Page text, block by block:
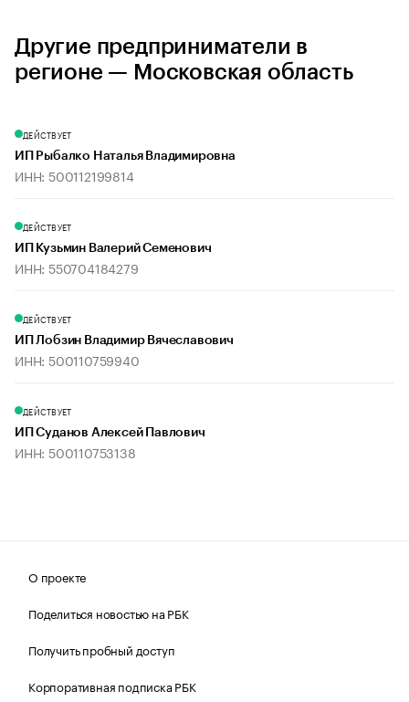
Другие предприниматели в
регионе — Московская область
ДЕЙСТВУЕТ
ИП Рыбалко Наталья Владимировна
ИНН: 500112199814
ДЕЙСТВУЕТ
ИП Кузьмин Валерий Семенович
ИНН: 550704184279
ДЕЙСТВУЕТ
ИП Лобзин Владимир Вячеславович
ИНН: 500110759940
ДЕЙСТВУЕТ
ИП Суданов Алексей Павлович
ИНН: 500110753138
О проекте
Поделиться новостью на РБК
Получить пробный доступ
Корпоративная подписка РБК